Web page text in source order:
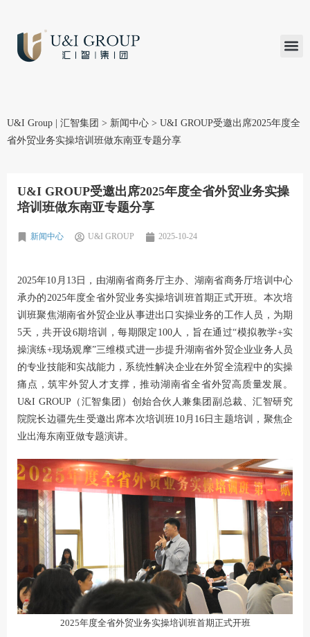
U&I Group | 汇智集团 > 新闻中心 > U&I GROUP受邀出席2025年度全
省外贸业务实操培训班做东南亚专题分享
U&I GROUP受邀出席2025年度全省外贸业务实操
培训班做东南亚专题分享
新闻中心 U&I GROUP 2025-10-24
2025年10月13日，由湖南省商务厅主办、湖南省商务厅培训中心
承办的2025年度全省外贸业务实操培训班首期正式开班。本次培
训班聚焦湖南省外贸企业从事进出口实操业务的工作人员，为期
5天，共开设6期培训，每期限定100人，旨在通过“模拟教学+实
操演练+现场观摩”三维模式进一步提升湖南省外贸企业业务人员
的专业技能和实战能力，系统性解决企业在外贸全流程中的实操
痛点，筑牢外贸人才支撑，推动湖南省全省外贸高质量发展。
U&I GROUP（汇智集团）创始合伙人兼集团副总裁、汇智研究
院院长边疆先生受邀出席本次培训班10月16日主题培训，聚焦企
业出海东南亚做专题演讲。
2025年度全省外贸业务实操培训班首期正式开班